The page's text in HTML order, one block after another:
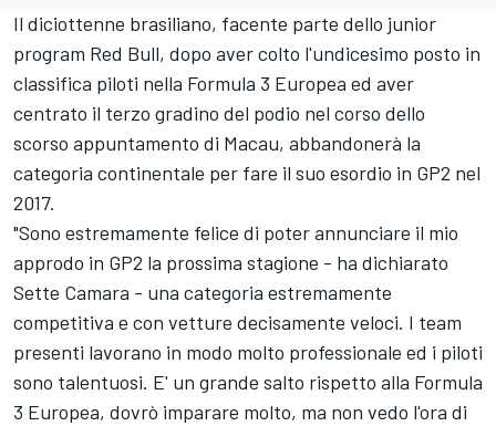
Il diciottenne brasiliano, facente parte dello junior
program Red Bull, dopo aver colto l'undicesimo posto in
classifica piloti nella Formula 3 Europea ed aver
centrato il terzo gradino del podio nel corso dello
scorso appuntamento di Macau, abbandonerà la
categoria continentale per fare il suo esordio in GP2 nel
2017.
"Sono estremamente felice di poter annunciare il mio
approdo in GP2 la prossima stagione - ha dichiarato
Sette Camara - una categoria estremamente
competitiva e con vetture decisamente veloci. I team
presenti lavorano in modo molto professionale ed i piloti
sono talentuosi. E' un grande salto rispetto alla Formula
3 Europea, dovrò imparare molto, ma non vedo l'ora di